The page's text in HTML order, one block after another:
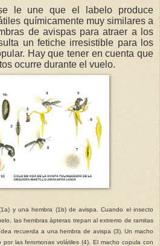
le une que el labelo produce
químicamente muy similares a
de avispas para atraer a los
un fetiche irresistible para los
Hay que tener en cuenta que
ocurre durante el vuelo.
y una hembra (1b) de avispa. Cuando el insecto
las hembras ápteras trepan al extremo de ramitas
recuerda a una hembra de avispa (3). Un macho
las feromonas volátiles (4). El macho copula con